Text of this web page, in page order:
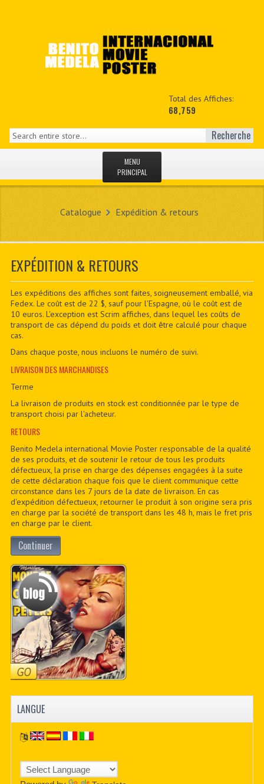
Total des Affiches:
68,759
Recherche
MENU
PRINCIPAL
NEWS
MON COPTE
CONTACTER
PDF BOOKS
CUSTOM PDF
Catalogue Expédition & retours
EXPÉDITION & RETOURS
Les expéditions des affiches sont faites, soigneusement emballé, via
Fedex. Le coût est de 22 $, sauf pour l'Espagne, où le coût est de
10 euros. L'exception est Scrim affiches, dans lequel les coûts de
transport de cas dépend du poids et doit être calculé pour chaque
cas.
Dans chaque poste, nous incluons le numéro de suivi.
LIVRAISON DES MARCHANDISES
Terme
La livraison de produits en stock est conditionnée par le type de
transport choisi par l'acheteur.
RETOURS
Benito Medela international Movie Poster responsable de la qualité
de ses produits, et de soutenir le retour de tous les produits
défectueux, la prise en charge des dépenses engagées à la suite
de cette déclaration chaque fois que le client communique cette
circonstance dans les 7 jours de la date de livraison. En cas
d'expédition défectueux, retourner le produit à son origine sera pris
en charge par la société de transport dans les 48 h, mais le fret pris
en charge par le client.
Continuer
LANGUE